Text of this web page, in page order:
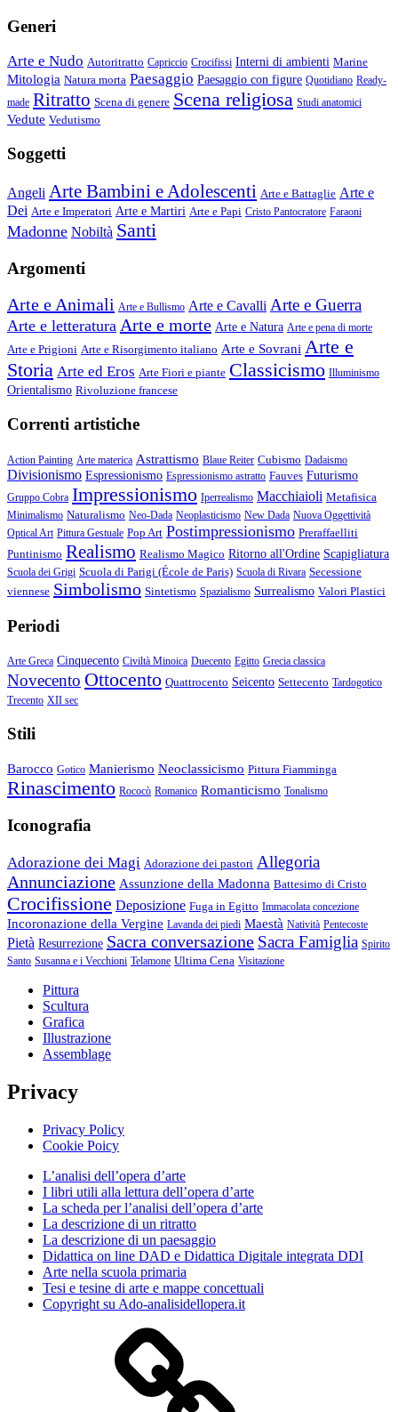
Generi
Arte e Nudo Autoritratto Capriccio Crocifissi Interni di ambienti Marine
Mitologia Natura morta Paesaggio Paesaggio con figure Quotidiano Ready-
made Ritratto Scena di genere Scena religiosa Studi anatomici
Vedute Vedutismo
Soggetti
Angeli Arte Bambini e Adolescenti Arte e Battaglie Arte e
Dei Arte e Imperatori Arte e Martiri Arte e Papi Cristo Pantocratore Faraoni
Madonne Nobiltà Santi
Argomenti
Arte e Animali Arte e Bullismo Arte e Cavalli Arte e Guerra
Arte e letteratura Arte e morte Arte e Natura Arte e pena di morte
Arte e Prigioni Arte e Risorgimento italiano Arte e Sovrani Arte e
Storia Arte ed Eros Arte Fiori e piante Classicismo Illuminismo
Orientalismo Rivoluzione francese
Correnti artistiche
Action Painting Arte materica Astrattismo Blaue Reiter Cubismo Dadaismo
Divisionismo Espressionismo Espressionismo astratto Fauves Futurismo
Gruppo Cobra Impressionismo Iperrealismo Macchiaioli Metafisica
Minimalismo Naturalismo Neo-Dada Neoplasticismo New Dada Nuova Oggettività
Optical Art Pittura Gestuale Pop Art Postimpressionismo Preraffaelliti
Puntinismo Realismo Realismo Magico Ritorno all'Ordine Scapigliatura
Scuola dei Grigi Scuola di Parigi (École de Paris) Scuola di Rivara Secessione
viennese Simbolismo Sintetismo Spazialismo Surrealismo Valori Plastici
Periodi
Arte Greca Cinquecento Civiltà Minoica Duecento Egitto Grecia classica
Novecento Ottocento Quattrocento Seicento Settecento Tardogotico
Trecento XII sec
Stili
Barocco Gotico Manierismo Neoclassicismo Pittura Fiamminga
Rinascimento Rococò Romanico Romanticismo Tonalismo
Iconografia
Adorazione dei Magi Adorazione dei pastori Allegoria
Annunciazione Assunzione della Madonna Battesimo di Cristo
Crocifissione Deposizione Fuga in Egitto Immacolata concezione
Incoronazione della Vergine Lavanda dei piedi Maestà Natività Pentecoste
Pietà Resurrezione Sacra conversazione Sacra Famiglia Spirito
Santo Susanna e i Vecchioni Telamone Ultima Cena Visitazione
Pittura
Scultura
Grafica
Illustrazione
Assemblage
Privacy
Privacy Policy
Cookie Poicy
L’analisi dell’opera d’arte
I libri utili alla lettura dell’opera d’arte
La scheda per l’analisi dell’opera d’arte
La descrizione di un ritratto
La descrizione di un paesaggio
Didattica on line DAD e Didattica Digitale integrata DDI
Arte nella scuola primaria
Tesi e tesine di arte e mappe concettuali
Copyright su Ado-analisidellopera.it